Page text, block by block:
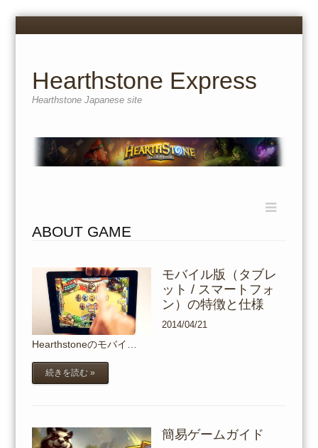
Menu
Hearthstone Express
Hearthstone Japanese site
content
ABOUT GAME
モバイル版（タブレ
ット / スマートフォ
ン）の特徴と仕様
2014/04/21
Hearthstoneのモバイ…
続きを読む »
簡易ゲームガイド